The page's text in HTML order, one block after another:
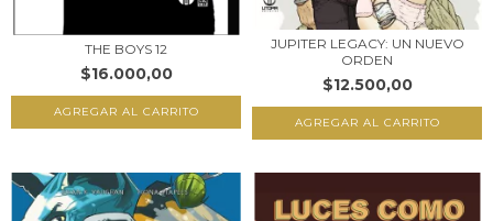
THE BOYS 12
$16.000,00
JUPITER LEGACY: UN NUEVO
ORDEN
$12.500,00